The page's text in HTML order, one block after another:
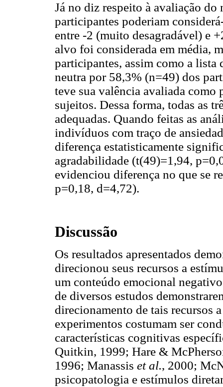
Já no diz respeito à avaliação
participantes poderiam
entre -2 (muito desagradável) e
alvo foi considerada em média,
participantes, assim como a
neutra por 58,3% (n=49) dos
teve sua valência avaliada
sujeitos. Dessa forma, todas as
adequadas. Quando feitas as
indivíduos com traço de
diferença estatisticamente
agradabilidade (t(49)=1,94,
evidenciou diferença no que se
p=0,18, d=4,72).
Discussão
Os resultados apresentados
direcionou seus recursos a
um conteúdo emocional
de diversos estudos
direcionamento de tais recursos
experimentos costumam ser
características cognitivas
Quitkin, 1999; Hare &
1996; Manassis et al., 2000;
psicopatologia e estímulos